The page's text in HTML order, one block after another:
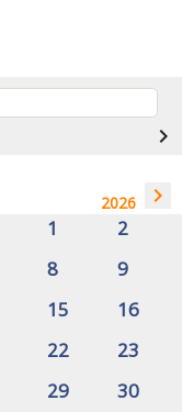
navigate_next
2026 navigate_next
1
2
8
9
15
16
22
23
29 30